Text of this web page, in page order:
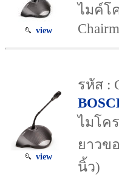
view
ไมค์โ
view
รหัส :
ไมโค
ยาวข
นิ้ว)